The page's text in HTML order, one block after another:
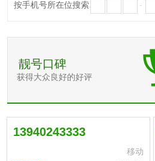
按手机号所在位搜索 -
靓号口碑
获得大众良好的好评
13940243333
移动